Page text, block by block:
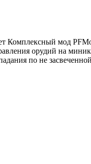
Комплексный мод
орудий на
по не